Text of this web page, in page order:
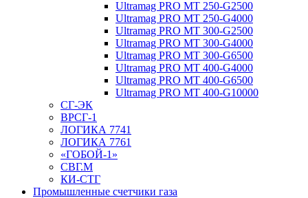
Ultramag PRO MT 250-G2500
Ultramag PRO MT 250-G4000
Ultramag PRO MT 300-G2500
Ultramag PRO MT 300-G4000
Ultramag PRO MT 300-G6500
Ultramag PRO MT 400-G4000
Ultramag PRO MT 400-G6500
Ultramag PRO MT 400-G10000
СГ-ЭК
ВРСГ-1
ЛОГИКА 7741
ЛОГИКА 7761
«ГОБОЙ-1»
СВГ.М
КИ-СТГ
Промышленные счетчики газа